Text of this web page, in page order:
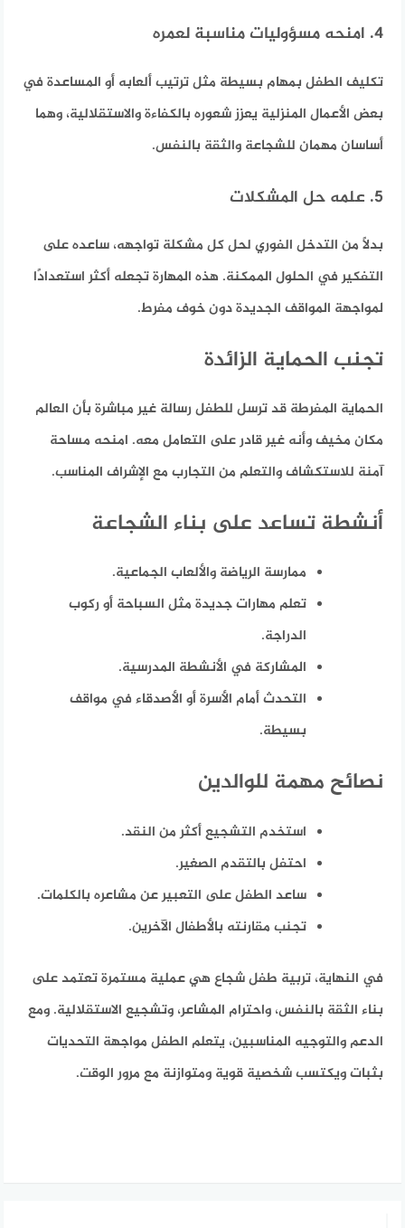
4. امنحه مسؤوليات مناسبة لعمره
تكليف الطفل بمهام بسيطة مثل ترتيب ألعابه أو المساعدة في
بعض الأعمال المنزلية يعزز شعوره بالكفاءة والاستقلالية، وهما
أساسان مهمان للشجاعة والثقة بالنفس.
5. علمه حل المشكلات
بدلًا من التدخل الفوري لحل كل مشكلة تواجهه، ساعده على
التفكير في الحلول الممكنة. هذه المهارة تجعله أكثر استعدادًا
لمواجهة المواقف الجديدة دون خوف مفرط.
تجنب الحماية الزائدة
الحماية المفرطة قد ترسل للطفل رسالة غير مباشرة بأن العالم
مكان مخيف وأنه غير قادر على التعامل معه. امنحه مساحة
آمنة للاستكشاف والتعلم من التجارب مع الإشراف المناسب.
أنشطة تساعد على بناء الشجاعة
ممارسة الرياضة والألعاب الجماعية.
تعلم مهارات جديدة مثل السباحة أو ركوب
الدراجة.
المشاركة في الأنشطة المدرسية.
التحدث أمام الأسرة أو الأصدقاء في مواقف
بسيطة.
نصائح مهمة للوالدين
استخدم التشجيع أكثر من النقد.
احتفل بالتقدم الصغير.
ساعد الطفل على التعبير عن مشاعره بالكلمات.
تجنب مقارنته بالأطفال الآخرين.
في النهاية، تربية طفل شجاع هي عملية مستمرة تعتمد على
بناء الثقة بالنفس، واحترام المشاعر، وتشجيع الاستقلالية. ومع
الدعم والتوجيه المناسبين، يتعلم الطفل مواجهة التحديات
بثبات ويكتسب شخصية قوية ومتوازنة مع مرور الوقت.